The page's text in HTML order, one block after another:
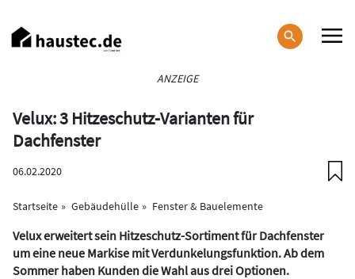
zum
Inhalt
ANZEIGE
Velux: 3 Hitzeschutz-Varianten für
Dachfenster
06.02.2020
Startseite Gebäudehülle Fenster & Bauelemente
Velux erweitert sein Hitzeschutz-Sortiment für Dachfenster
um eine neue Markise mit Verdunkelungsfunktion. Ab dem
Sommer haben Kunden die Wahl aus drei Optionen.